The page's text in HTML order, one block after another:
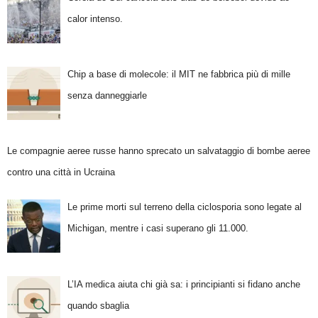
calor intenso.
Chip a base di molecole: il MIT ne fabbrica più di mille
senza danneggiarle
Le compagnie aeree russe hanno sprecato un salvataggio di bombe aeree
contro una città in Ucraina
Le prime morti sul terreno della ciclosporia sono legate al
Michigan, mentre i casi superano gli 11.000.
L’IA medica aiuta chi già sa: i principianti si fidano anche
quando sbaglia